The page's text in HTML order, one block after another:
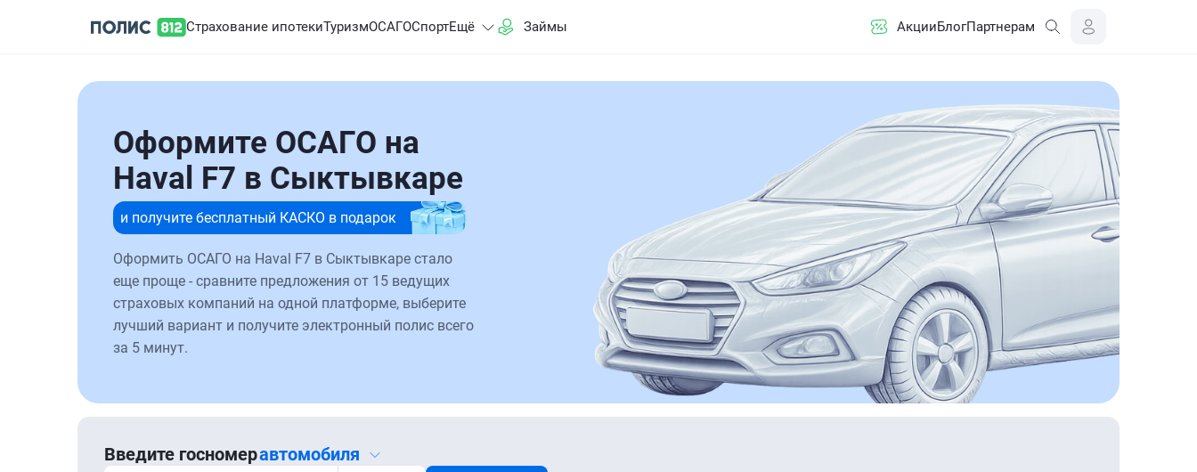
Страхование ипотекиТуризмОСАГОСпортЕщё Займы АкцииБлогПартнерам
Оформите ОСАГО на
Haval F7 в Сыктывкаре
и получите бесплатный КАСКО в подарок
Оформить ОСАГО на Haval F7 в Сыктывкаре стало
еще проще - сравните предложения от 15 ведущих
страховых компаний на одной платформе, выберите
лучший вариант и получите электронный полис всего
за 5 минут.
Введите госномеравтомобиля